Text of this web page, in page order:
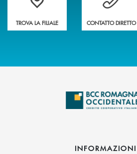
TROVA LA FILIALE CONTATTO DIRETTO
INFORMAZIONI